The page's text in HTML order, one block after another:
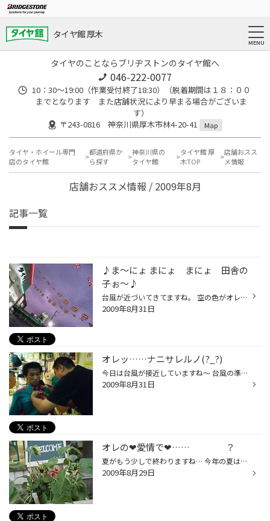
タイヤ館 厚木
タイヤのことならブリヂストンのタイヤ館へ
046-222-0077
10：30～19:00（作業受付終了18:30）（脱着期間は１８：００
までとなります また店舗状況により早まる場合がございま
す）
〒243-0816 神奈川県厚木市林4-20-41
Map
タイヤ・ホイール専門
店のタイヤ館
都道府県か
ら探す
神奈川県の
タイヤ館
タイヤ館 厚
木TOP
店舗おスス
メ情報
店舗おススメ情報 / 2009年8月
記事一覧
♪ま～にょ まにょ まにょ 田舎の
子ぉ～♪
台風が近づいてきてますね。 空の色がオレンジからムラサキそして黒に変化しました。 そんななか、PITから歌が聞こえてきたので、耳をすまして聴いていると ♪♪ま～にょ まにょ まにょ 田舎の子ぉ～ まんまるお腹のおばちゃん♪ ❤まにょ ZAWAが だ～い好き❤ キャッ♪((└|o^▽^o|┐))((┌|o^▽^o|┘))キ...
2009年8月31日
オレッ……ナニサレルノ(?_?)
今日は台風が接近していますね～ 台風の準備は大丈夫ですか？？ 昨日のハナシなのですが… スタッフ全員で、閉店後あるところに出かけました。 そこでなにをしたかというと。 ★スタッドレスタイヤの勉強会です★ まだ冬まで数か月ありますが、もうお店では準備しないといけないのです！ ブリヂストン...
2009年8月31日
オレの❤愛情で❤…… ？
夏がもう少しで終わりますね… 今年の夏はどう過ごされましたか？ なにかに熱中しましたか？ 厚木店では、花を育てることに燃えていました！ あさがお、サルビアがきれいに花を咲かせていたのに 店長のヒマワリだけが カっ枯れていたぁのに…… なんと元気を取り戻して新たに花を咲かせました❤ 店長は...
2009年8月29日